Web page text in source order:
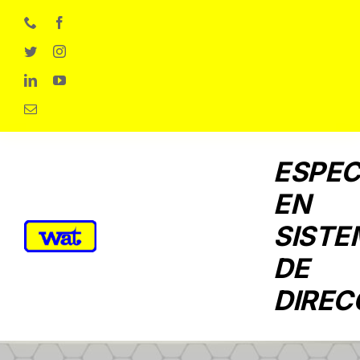
content
EN
DE